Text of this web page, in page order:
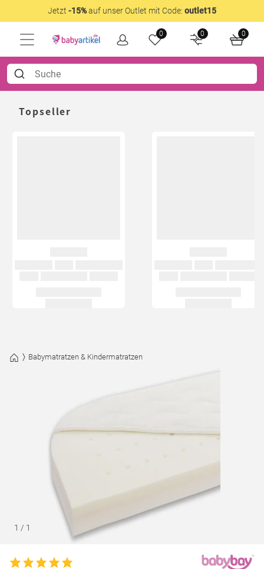
Jetzt -15%auf unser Outlet mit Code: outlet15
0 0 0
Topseller
Babymatratzen & Kindermatratzen
1 / 1